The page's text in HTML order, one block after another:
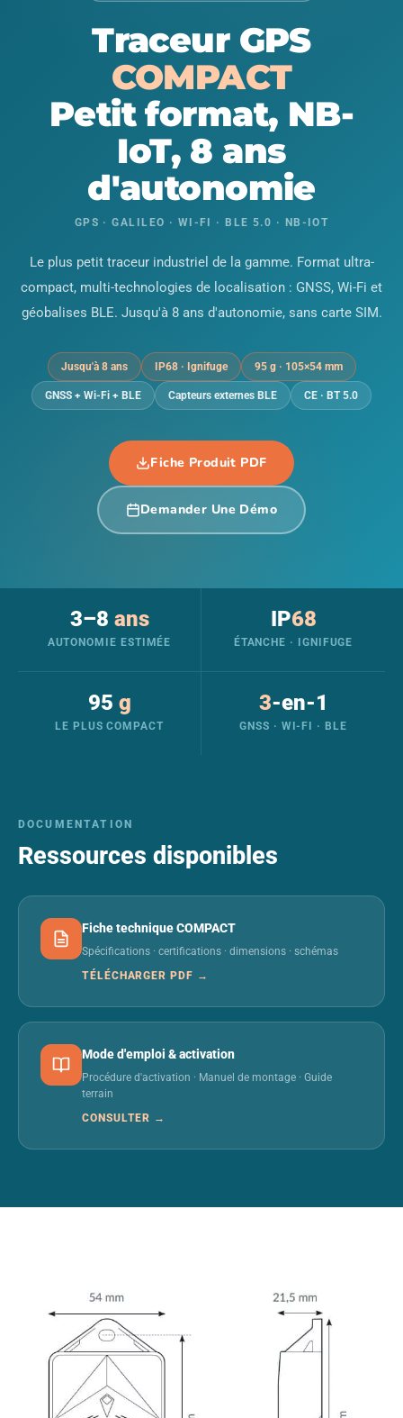
Traceur GPS
COMPACT
Petit format, NB-
IoT, 8 ans
d'autonomie
GPS · GALILEO · WI-FI · BLE 5.0 · NB-IOT
Le plus petit traceur industriel de la gamme. Format ultra-
compact, multi-technologies de localisation : GNSS, Wi-Fi et
géobalises BLE. Jusqu'à 8 ans d'autonomie, sans carte SIM.
Jusqu'à 8 ans IP68 · Ignifuge 95 g · 105×54 mm
GNSS + Wi-Fi + BLE Capteurs externes BLE CE · BT 5.0
Fiche Produit PDF
Demander Une Démo
3–8 ans
AUTONOMIE ESTIMÉE
IP68
ÉTANCHE · IGNIFUGE
95 g
LE PLUS COMPACT
3-en-1
GNSS · WI-FI · BLE
DOCUMENTATION
Ressources disponibles
Fiche technique COMPACT
Spécifications · certifications · dimensions · schémas
TÉLÉCHARGER PDF →
Mode d'emploi & activation
Procédure d'activation · Manuel de montage · Guide
terrain
CONSULTER →